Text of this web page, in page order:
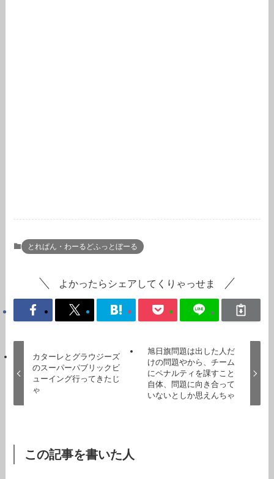
とれぱん・わーるどふっとぼーる
よかったらシェアしてくりゃっせま
カターレとグラウジーズ
のスーパーパブリックビ
ューイング行ってきたじ
ゃ
旭日旗問題は出した人だ
けの問題やから、チーム
にペナルティを課すこと
自体、問題に向き合って
いないとしか思えんちゃ
この記事を書いた人